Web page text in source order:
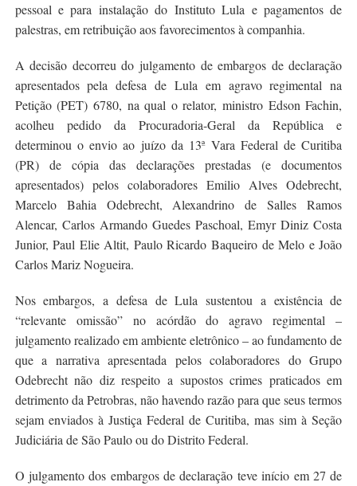
pessoal e para instalação do Instituto Lula e pagamentos de
palestras, em retribuição aos favorecimentos à companhia.
A decisão decorreu do julgamento de embargos de declaração
apresentados pela defesa de Lula em agravo regimental na
Petição (PET) 6780, na qual o relator, ministro Edson Fachin,
acolheu pedido da Procuradoria-Geral da República e
determinou o envio ao juízo da 13ª Vara Federal de Curitiba
(PR) de cópia das declarações prestadas (e documentos
apresentados) pelos colaboradores Emilio Alves Odebrecht,
Marcelo Bahia Odebrecht, Alexandrino de Salles Ramos
Alencar, Carlos Armando Guedes Paschoal, Emyr Diniz Costa
Junior, Paul Elie Altit, Paulo Ricardo Baqueiro de Melo e João
Carlos Mariz Nogueira.
Nos embargos, a defesa de Lula sustentou a existência de
“relevante omissão” no acórdão do agravo regimental –
julgamento realizado em ambiente eletrônico – ao fundamento de
que a narrativa apresentada pelos colaboradores do Grupo
Odebrecht não diz respeito a supostos crimes praticados em
detrimento da Petrobras, não havendo razão para que seus termos
sejam enviados à Justiça Federal de Curitiba, mas sim à Seção
Judiciária de São Paulo ou do Distrito Federal.
O julgamento dos embargos de declaração teve início em 27 de